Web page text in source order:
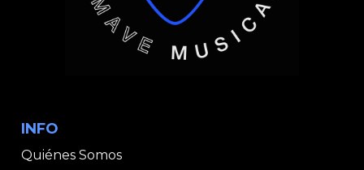
INFO
Quiénes Somos